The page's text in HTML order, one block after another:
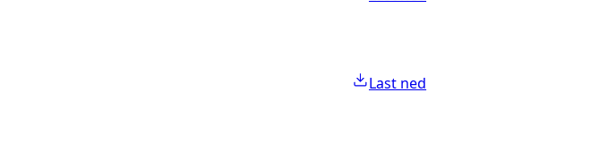
Last ned